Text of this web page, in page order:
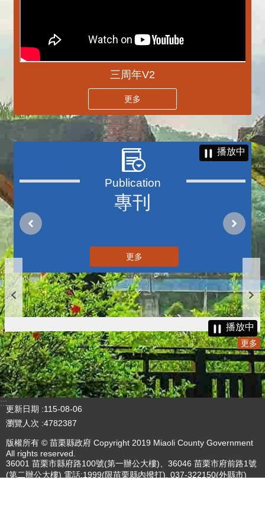
三周年V2
更多
專刊
播放中
更多
播放中
更多
:::
更新日期
115-08-06
瀏覽人次 4782387
版權所有 © 苗栗縣政府 Copyright 2019 Miaoli County Government
All rights reserved.
36001 苗栗市縣府路100號(第一辦公大樓)、36046 苗栗市府前路1號
(第二辦公大樓) 電話:1999(限苗栗縣內撥打), 037-322150(外縣市)